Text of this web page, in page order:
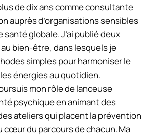
de dix ans comme consultante
auprès d’organisations sensibles
globale. J’ai publié deux
bien-être, dans lesquels je
simples pour harmoniser le
énergies au quotidien.
mon rôle de lanceuse
psychique en animant des
ateliers qui placent la prévention
cœur du parcours de chacun. Ma